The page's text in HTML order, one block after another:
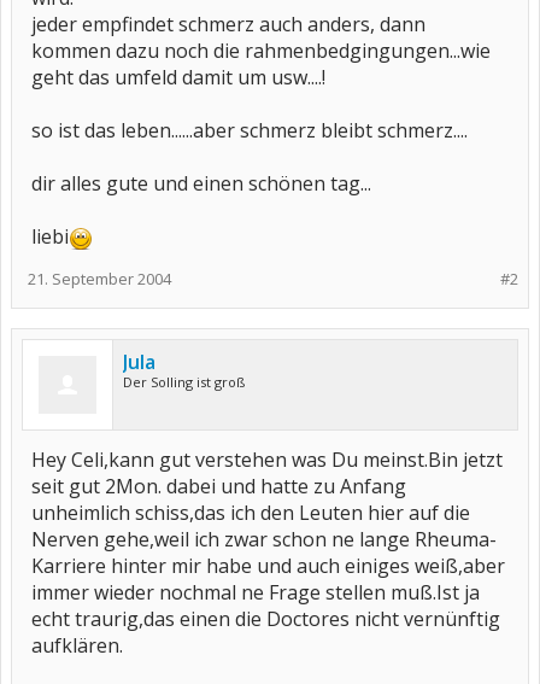
jeder empfindet schmerz auch anders, dann
kommen dazu noch die rahmenbedgingungen...wie
geht das umfeld damit um usw....!
so ist das leben......aber schmerz bleibt schmerz....
dir alles gute und einen schönen tag...
liebi
#2
21. September 2004
Jula
Der Solling ist groß
Hey Celi,kann gut verstehen was Du meinst.Bin jetzt
seit gut 2Mon. dabei und hatte zu Anfang
unheimlich schiss,das ich den Leuten hier auf die
Nerven gehe,weil ich zwar schon ne lange Rheuma-
Karriere hinter mir habe und auch einiges weiß,aber
immer wieder nochmal ne Frage stellen muß.Ist ja
echt traurig,das einen die Doctores nicht vernünftig
aufklären.